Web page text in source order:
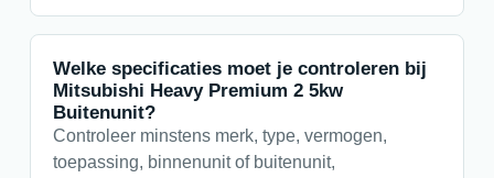
Welke specificaties moet je controleren bij
Mitsubishi Heavy Premium 2 5kw
Buitenunit?
Controleer minstens merk, type, vermogen,
toepassing, binnenunit of buitenunit,